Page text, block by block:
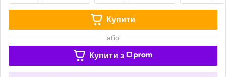
Купити
або
Купити з